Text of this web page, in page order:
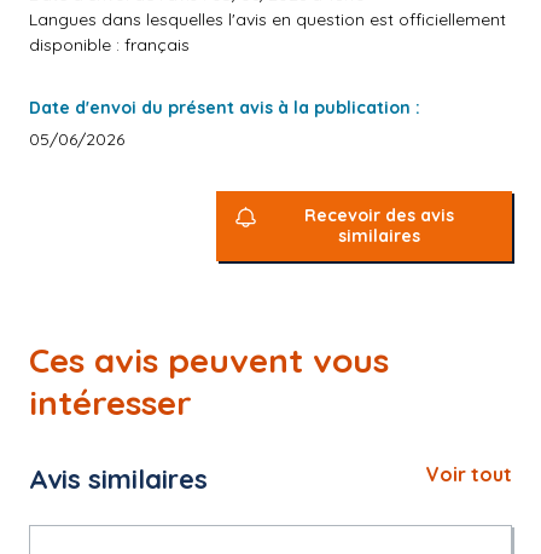
Langues dans lesquelles l'avis en question est officiellement
disponible : français
Date d'envoi du présent avis à la publication :
05/06/2026
Recevoir des avis
similaires
Ces avis peuvent vous
intéresser
Avis similaires Voir tout